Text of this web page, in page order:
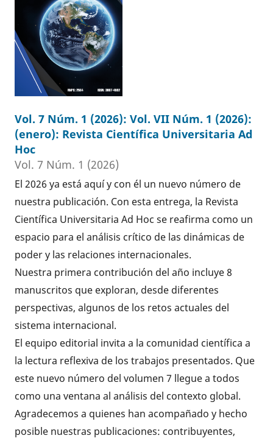
Vol. 7 Núm. 1 (2026): Vol. VII Núm. 1 (2026):
(enero): Revista Científica Universitaria Ad
Hoc
Vol. 7 Núm. 1 (2026)
El 2026 ya está aquí y con él un nuevo número de
nuestra publicación. Con esta entrega, la Revista
Científica Universitaria Ad Hoc se reafirma como un
espacio para el análisis crítico de las dinámicas de
poder y las relaciones internacionales.
Nuestra primera contribución del año incluye 8
manuscritos que exploran, desde diferentes
perspectivas, algunos de los retos actuales del
sistema internacional.
El equipo editorial invita a la comunidad científica a
la lectura reflexiva de los trabajos presentados. Que
este nuevo número del volumen 7 llegue a todos
como una ventana al análisis del contexto global.
Agradecemos a quienes han acompañado y hecho
posible nuestras publicaciones: contribuyentes,